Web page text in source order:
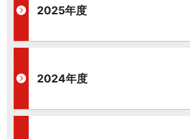
2025年度
2024年度